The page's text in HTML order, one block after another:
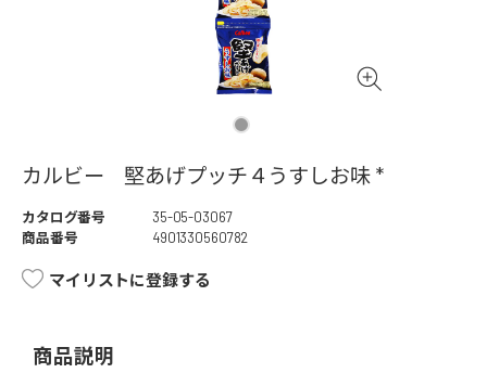
カルビー 堅あげプッチ４うすしお味 *
カタログ番号
35-05-03067
商品番号
4901330560782
マイリストに登録する
商品説明